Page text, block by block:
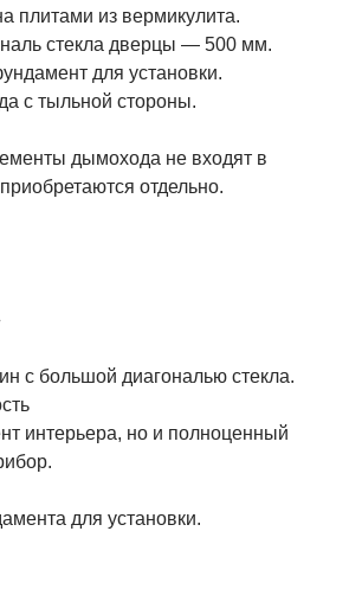
плитами из вермикулита.
стекла дверцы — 500 мм.
для установки.
с тыльной стороны.
дымохода не входят в
отдельно.
с большой диагональю стекла.
интерьера, но и полноценный
для установки.